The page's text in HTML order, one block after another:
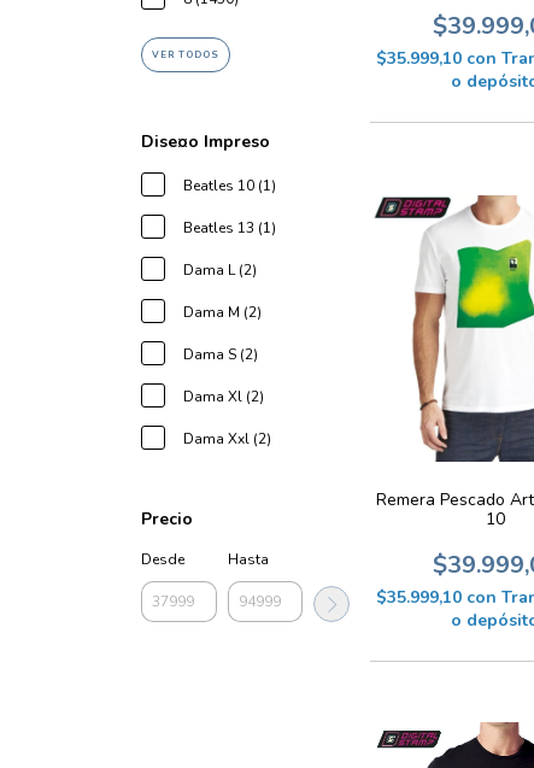
VER TODOS
Dise¤o Impreso
Beatles 10 (1)
Beatles 13 (1)
Dama L (2)
Dama M (2)
Dama S (2)
Dama Xl (2)
Dama Xxl (2)
Precio
Desde Hasta
$35.999,10 con
o
Remera Pescado
10
$35.999,10 con
o